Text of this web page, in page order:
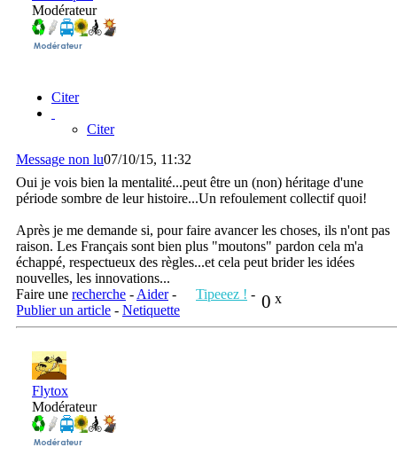
Modérateur
Citer
Citer
Message non lu07/10/15, 11:32
Oui je vois bien la mentalité...peut être un (non) héritage d'une
période sombre de leur histoire...Un refoulement collectif quoi!
Après je me demande si, pour faire avancer les choses, ils n'ont pas
raison. Les Français sont bien plus "moutons" pardon cela m'a
échappé, respectueux des règles...et cela peut brider les idées
nouvelles, les innovations...
0 x
Faire une recherche - Aider- Tipeeez ! -
Publier un article - Netiquette
Flytox
Modérateur